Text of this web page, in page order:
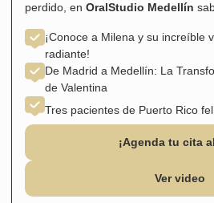
perdido, en OralStudio Medellín
¡Conoce a Milena y su increíble
radiante!
De Madrid a Medellín: La
de Valentina
Tres pacientes de Puerto Rico
¡Agenda tu cita
Ver video